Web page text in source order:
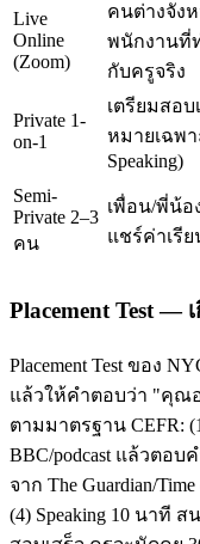
Live
Online
(Zoom)
คนต่างจัง
พนักงานที่
กับครูจริง
Private 1-
on-1
เตรียมสอ
หมายเฉพา
Speaking)
Semi-
Private 2–3
คน
เพื่อน/พี่น้อ
แชร์ค่าเรีย
Placement Test —
Placement Test ของ
แล้วให้คำตอบว่า "คุณ
ตามมาตรฐาน CEFR:
BBC/podcast แล้วตอบ
จาก The Guardian/
(4) Speaking 10 นาที